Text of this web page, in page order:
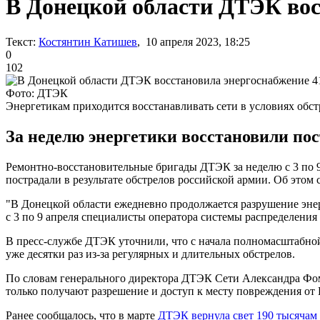
В Донецкой области ДТЭК
Текст: Костянтин Катишев, 10 апреля 2023, 18:25
0
102
Фото: ДТЭК
Энергетикам приходится восстанавливать сети в условиях
За неделю энергетики восстановили
Ремонтно-восстановительные бригады ДТЭК за неделю с 3 по
пострадали в результате обстрелов российской армии. Об
"В Донецкой области ежедневно продолжается разрушение
с 3 по 9 апреля специалисты оператора системы
В пресс-службе ДТЭК уточнили, что с начала
уже десятки раз из-за регулярных и длительных обстрелов.
По словам генерального директора ДТЭК Сети Александра
только получают разрешение и доступ к месту повреждения
Ранее сообщалось, что в марте ДТЭК вернула свет 190 тысячам